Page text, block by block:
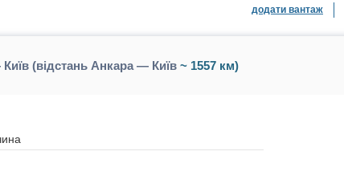
додати вантаж
(відстань Анкара — Київ~ 1557 км)